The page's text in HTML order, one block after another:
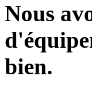
Nous
bien.